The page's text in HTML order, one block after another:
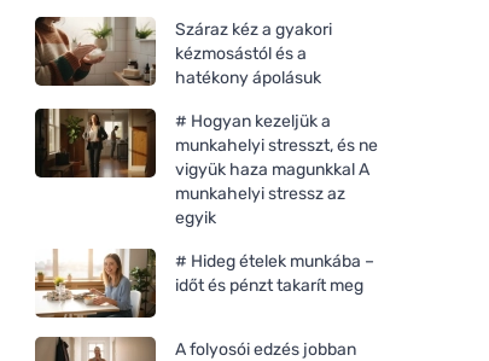
Száraz kéz a gyakori
kézmosástól és a
hatékony ápolásuk
# Hogyan kezeljük a
munkahelyi stresszt, és ne
vigyük haza magunkkal A
munkahelyi stressz az
egyik
# Hideg ételek munkába –
időt és pénzt takarít meg
A folyosói edzés jobban